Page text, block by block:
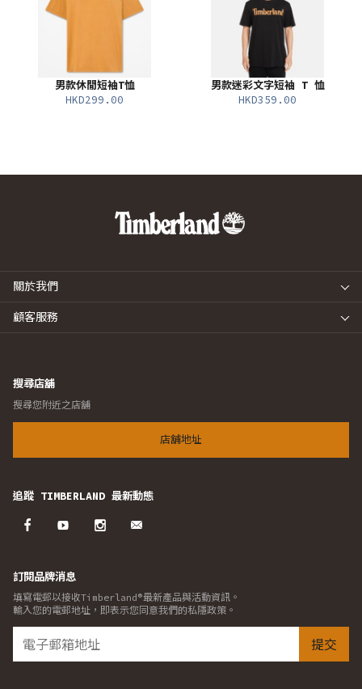
男款休閒短袖T恤
HKD299.00
男款迷彩文字短袖 T 恤
HKD359.00
關於我們
顧客服務
搜尋店舖
搜尋您附近之店舖
店舖地址
追蹤 TIMBERLAND 最新動態
訂閱品牌消息
填寫電郵以接收Timberland®最新產品與活動資訊。
輸入您的電郵地址，即表示您同意我們的私隱政策。
提交